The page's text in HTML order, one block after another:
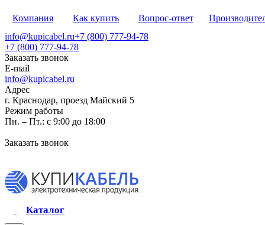
Компания Как купить Вопрос-ответ
info@kupicabel.ru+7 (800) 777-94-78
+7 (800) 777-94-78
Заказать звонок
E-mail
info@kupicabel.ru
Адрес
г. Краснодар, проезд Майский 5
Режим работы
Пн. – Пт.: с 9:00 до 18:00
Заказать звонок
Каталог